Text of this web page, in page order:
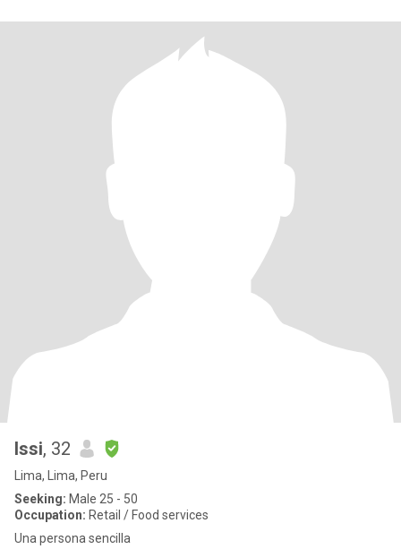
Issi, 32
Lima, Lima, Peru
Seeking: Male 25 - 50
Occupation: Retail / Food services
Una persona sencilla